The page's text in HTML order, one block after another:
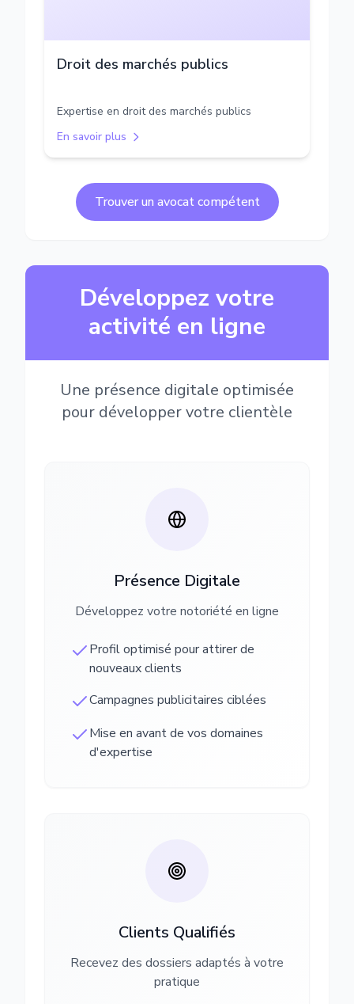
Droit des marchés publics
Expertise en droit des marchés publics
En savoir plus
Trouver un avocat compétent
Développez votre
activité en ligne
Une présence digitale optimisée
pour développer votre clientèle
Présence Digitale
Développez votre notoriété en ligne
Profil optimisé pour attirer de
nouveaux clients
Campagnes publicitaires ciblées
Mise en avant de vos domaines
d'expertise
Clients Qualifiés
Recevez des dossiers adaptés à votre
pratique